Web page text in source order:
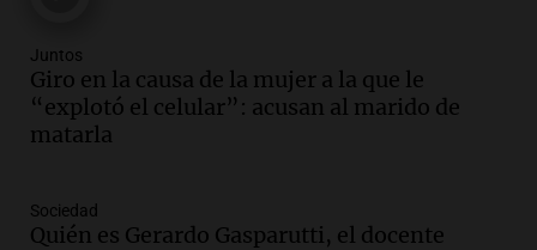
Audio.
coberturas y presentó un nuevo estudio
urbano móvil
Juntos
familiares mantienen vivo el reclamo de
Juntos
Giro en la causa de la mujer a la que le
“explotó el celular”: acusan al marido de
matarla
Sociedad
Quién es Gerardo Gasparutti, el docente